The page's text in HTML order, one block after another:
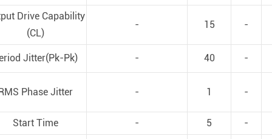
Drive Capability
(CL)
- 15 -
Jitter(Pk-Pk) - 40 -
Phase Jitter - 1 -
Start Time - 5
-